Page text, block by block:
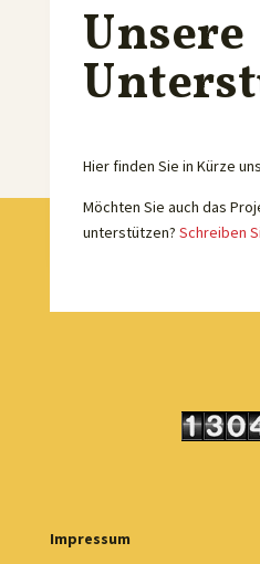
Unsere
Hier finden Sie in Kürze
Möchten Sie auch das
unterstützen? Schreiben
Impressum